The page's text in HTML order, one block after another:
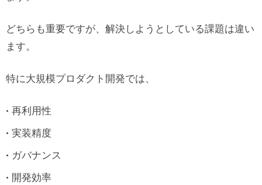
どちらも重要ですが、解決しようとしている課題は違い
ます。
特に大規模プロダクト開発では、
再利用性
実装精度
ガバナンス
開発効率